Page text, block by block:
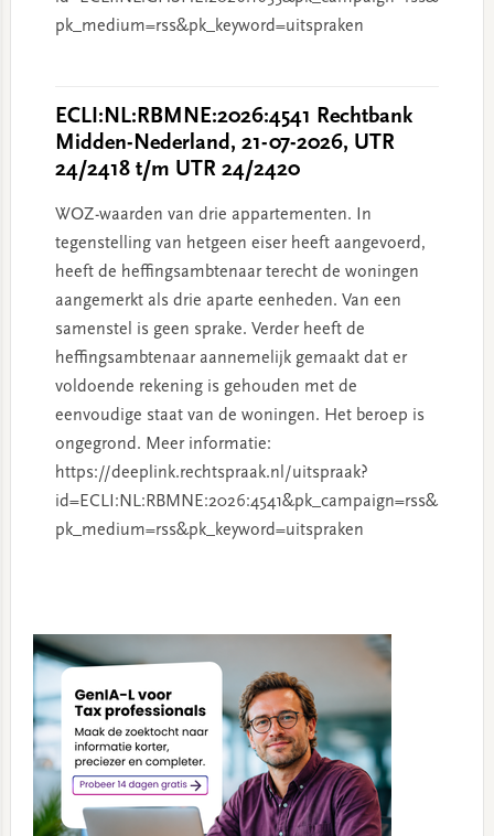
pk_medium=rss&pk_keyword=uitspraken
ECLI:NL:RBMNE:2026:4541 Rechtbank
Midden-Nederland, 21-07-2026, UTR
24/2418 t/m UTR 24/2420
WOZ-waarden van drie appartementen. In
tegenstelling van hetgeen eiser heeft aangevoerd,
heeft de heffingsambtenaar terecht de woningen
aangemerkt als drie aparte eenheden. Van een
samenstel is geen sprake. Verder heeft de
heffingsambtenaar aannemelijk gemaakt dat er
voldoende rekening is gehouden met de
eenvoudige staat van de woningen. Het beroep is
ongegrond. Meer informatie:
https://deeplink.rechtspraak.nl/uitspraak?
id=ECLI:NL:RBMNE:2026:4541&pk_campaign=rss&
pk_medium=rss&pk_keyword=uitspraken
Sidebar